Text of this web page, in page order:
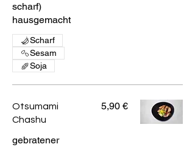
scharf)
hausgemacht
Scharf
Sesam
Soja
Otsumami
Chashu
gebratener
5,90 €